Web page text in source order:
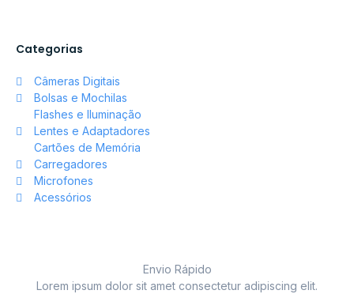
Categorias
Câmeras Digitais
Bolsas e Mochilas
Flashes e Iluminação
Lentes e Adaptadores
Cartões de Memória
Carregadores
Microfones
Acessórios
Envio Rápido
Lorem ipsum dolor sit amet consectetur adipiscing elit.